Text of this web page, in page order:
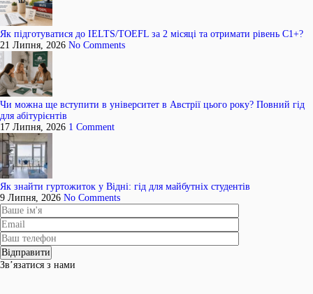
Як підготуватися до IELTS/TOEFL за 2 місяці та отримати рівень C1+?
21 Липня, 2026 No Comments
Чи можна ще вступити в університет в Австрії цього року? Повний гід
для абітурієнтів
17 Липня, 2026 1 Comment
Як знайти гуртожиток у Відні: гід для майбутніх студентів
9 Липня, 2026 No Comments
Зв’язатися з нами